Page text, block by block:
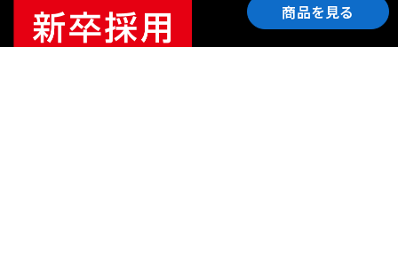
商品を見る